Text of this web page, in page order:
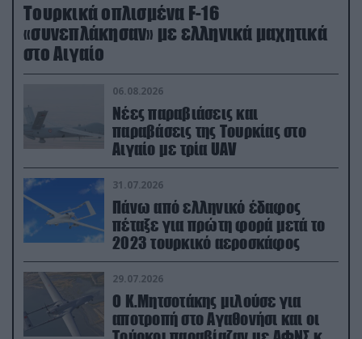
Τουρκικά οπλισμένα F-16
«συνεπλάκησαν» με ελληνικά μαχητικά
στο Αιγαίο
06.08.2026
Νέες παραβιάσεις και
παραβάσεις της Τουρκίας στο
Αιγαίο με τρία UAV
31.07.2026
Πάνω από ελληνικό έδαφος
πέταξε για πρώτη φορά μετά το
2023 τουρκικό αεροσκάφος
29.07.2026
Ο Κ.Μητσοτάκης μιλούσε για
αποτροπή στο Αγαθονήσι και οι